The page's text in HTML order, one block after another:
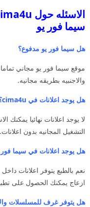
سيما فور يو
هل سيما فور يو مدفوع؟
موقع سيما فور يو مجاني
والاجنبيه بطريقه مجانيه.
هل يوجد اعلانات في cima4u؟
لا يوجد اعلانات نهائيا
التشغيل المجانيه بدون اعلانات.
هل يوجد اعلانات في سيما فور
نعم بالطبع يتوفر اعلانات
ازعاج يمكنك الحصول على
هل يتوفر غرف للمسلسلات